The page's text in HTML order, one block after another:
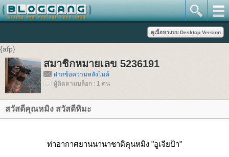
{afp}
สมาชิกหมายเลข 5236191
ฝากข้อความหลังไมค์
ผู้ติดตามบล็อก : 1 คน
สวัสดีคุณหมิง สวัสดีหิมะ
ท่าอากาศยานนานาชาติคุนหมิง "อูเจียป้า"